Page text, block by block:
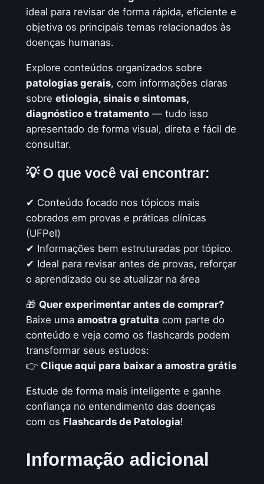
ideal para revisar de forma rápida, eficiente e
objetiva os principais temas relacionados às
doenças humanas.
Explore conteúdos organizados sobre
patologias gerais, com informações claras
sobre etiologia, sinais e sintomas,
diagnóstico e tratamento— tudo isso
apresentado de forma visual, direta e fácil de
consultar.
💡O que você vai encontrar:
✔ Conteúdo focado nos tópicos mais
cobrados em provas e práticas clínicas
(UFPel)
✔ Informações bem estruturadas por tópico.
✔ Ideal para revisar antes de provas, reforçar
o aprendizado ou se atualizar na área
🎁 Quer experimentar antes de comprar?
Baixe uma amostra gratuita com parte do
conteúdo e veja como os flashcards podem
transformar seus estudos:
👉 Clique aqui para baixar a amostra grátis
Estude de forma mais inteligente e ganhe
confiança no entendimento das doenças
com os Flashcards de Patologia!
Informação adicional